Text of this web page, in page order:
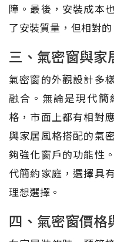
障。最後，安裝成本
了安裝質量，但相對
三、氣密窗與家
氣密窗的外觀設計多
融合。無論是現代
格，市面上都有相對
與家居風格搭配的氣
夠強化窗戶的功能性
代簡約家庭，選擇具
理想選擇。
四、氣密窗價格